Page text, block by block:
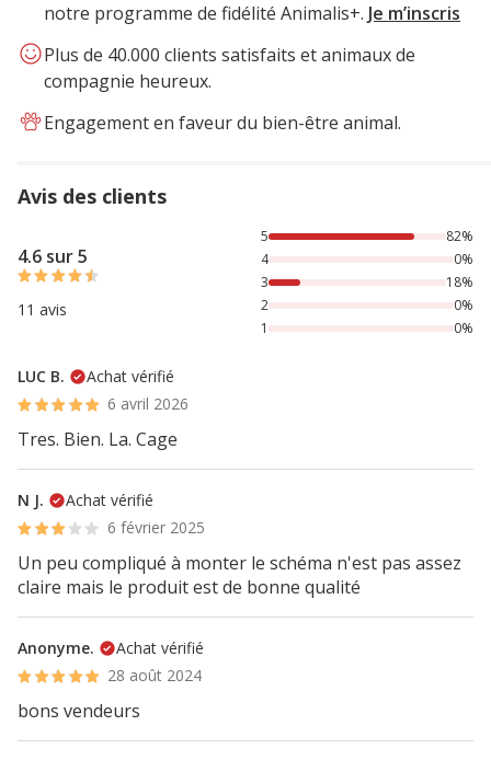
notre programme de fidélité Animalis+. Je m’inscris
Plus de 40.000 clients satisfaits et animaux de
compagnie heureux.
Engagement en faveur du bien-être animal.
Avis des clients
4.6 sur 5
11 avis
82% des personnes lont noté avec {1} étoiles, 18% des
5
82%
4
0%
3
18%
2
0%
1
0%
LUC B.
Achat vérifié
6 avril 2026
Tres. Bien. La. Cage
N J.
Achat vérifié
6 février 2025
Un peu compliqué à monter le schéma n'est pas assez
claire mais le produit est de bonne qualité
Anonyme.
Achat vérifié
28 août 2024
bons vendeurs